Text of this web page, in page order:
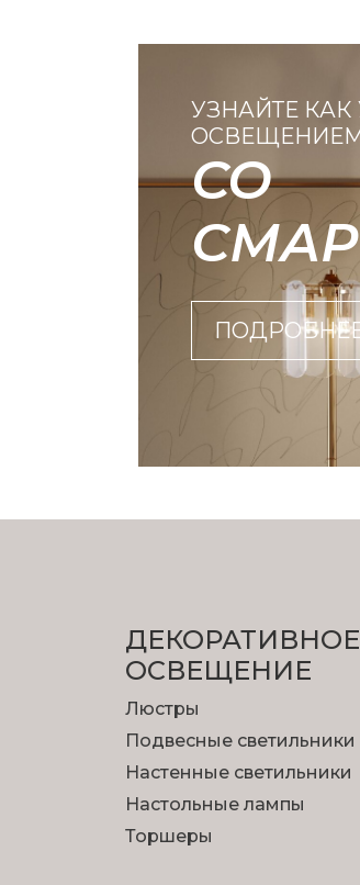
УЗНАЙТЕ
СО
ДЕКОРАТИВНОЕ
ОСВЕЩЕНИЕ
Люстры
Подвесные светильники
Настенные светильники
Настольные лампы
Торшеры